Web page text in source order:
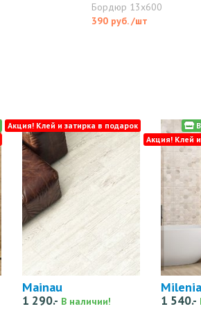
Бордюр 13x600
390 руб./шт
Mainau
1 290.- В наличии!
Акция! Клей и затирка в подарок
1 540.-
В
Акция! Клей